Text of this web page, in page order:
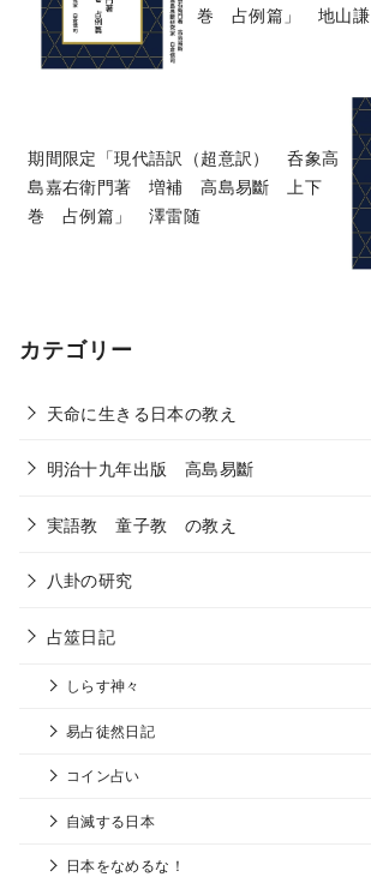
巻 占例篇」 地山謙
期間限定「現代語訳（超意訳） 呑象高
島嘉右衛門著 増補 高島易斷 上下
巻 占例篇」 澤雷随
カテゴリー
天命に生きる日本の教え
明治十九年出版 高島易斷
実語教 童子教 の教え
八卦の研究
占筮日記
しらす神々
易占徒然日記
コイン占い
自滅する日本
日本をなめるな！